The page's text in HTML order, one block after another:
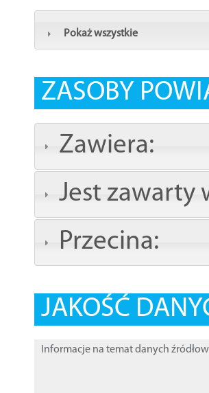
Pokaż wszystkie
ZASOBY
Zawiera:
Jest zawarty
Przecina:
JAKOŚĆ
Informacje na temat danych